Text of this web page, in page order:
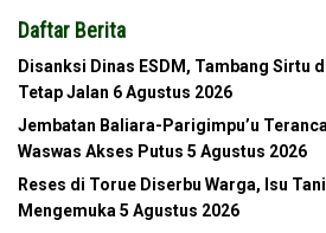
Daftar Berita
Disanksi Dinas ESDM, Tambang Sirtu
Tetap Jalan 6 Agustus 2026
Jembatan Baliara-Parigimpu’u
Waswas Akses Putus 5 Agustus 2026
Reses di Torue Diserbu Warga, Isu
Mengemuka 5 Agustus 2026